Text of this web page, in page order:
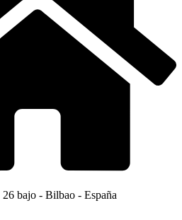
bajo - Bilbao - España